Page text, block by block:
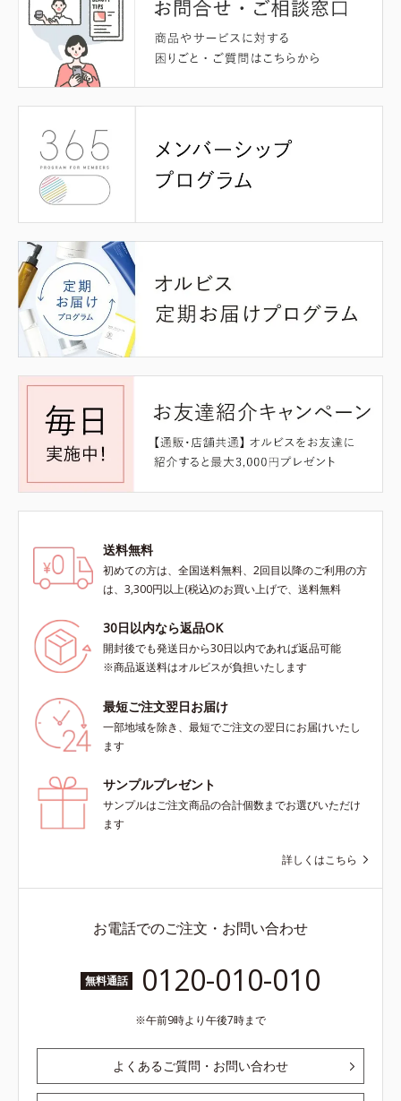
送料無料
初めての方は、全国送料無料、2回目以降のご利用の方
は、3,300円以上(税込)のお買い上げで、送料無料
30日以内なら返品OK
開封後でも発送日から30日以内であれば返品可能
※商品返送料はオルビスが負担いたします
最短ご注文翌日お届け
一部地域を除き、最短でご注文の翌日にお届けいたし
ます
サンプルプレゼント
サンプルはご注文商品の合計個数までお選びいただけ
ます
詳しくはこちら
お電話でのご注文・お問い合わせ
無料通話 0120-010-010
午前9時より午後7時まで
よくあるご質問・お問い合わせ